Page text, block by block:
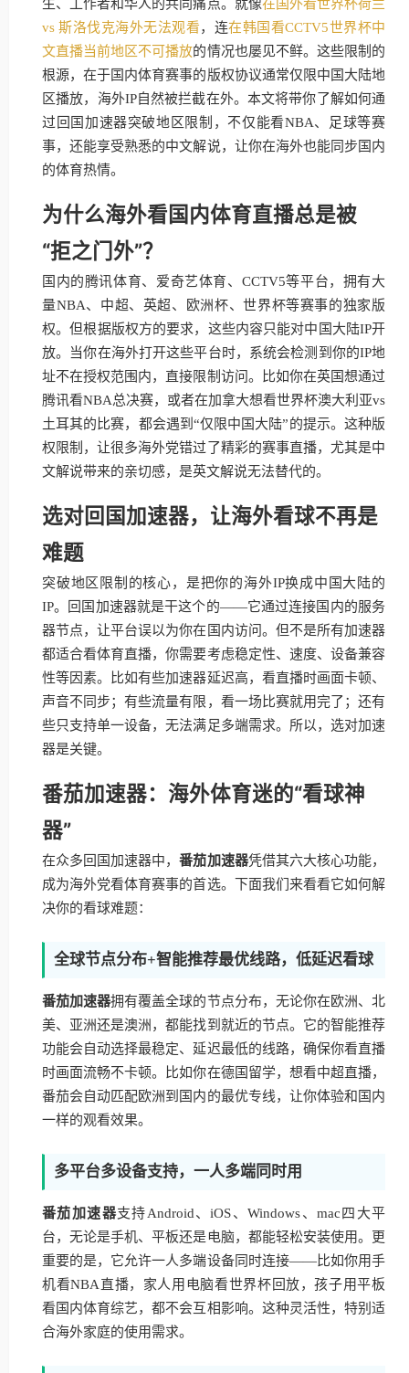
生、工作者和华人的共同痛点。就像在国外看世界杯荷兰
vs 斯洛伐克海外无法观看，连在韩国看CCTV5世界杯中
文直播当前地区不可播放的情况也屡见不鲜。这些限制的
根源，在于国内体育赛事的版权协议通常仅限中国大陆地
区播放，海外IP自然被拦截在外。本文将带你了解如何通
过回国加速器突破地区限制，不仅能看NBA、足球等赛
事，还能享受熟悉的中文解说，让你在海外也能同步国内
的体育热情。
为什么海外看国内体育直播总是被
“拒之门外”？
国内的腾讯体育、爱奇艺体育、CCTV5等平台，拥有大
量NBA、中超、英超、欧洲杯、世界杯等赛事的独家版
权。但根据版权方的要求，这些内容只能对中国大陆IP开
放。当你在海外打开这些平台时，系统会检测到你的IP地
址不在授权范围内，直接限制访问。比如你在英国想通过
腾讯看NBA总决赛，或者在加拿大想看世界杯澳大利亚vs
土耳其的比赛，都会遇到“仅限中国大陆”的提示。这种版
权限制，让很多海外党错过了精彩的赛事直播，尤其是中
文解说带来的亲切感，是英文解说无法替代的。
选对回国加速器，让海外看球不再是
难题
突破地区限制的核心，是把你的海外IP换成中国大陆的
IP。回国加速器就是干这个的——它通过连接国内的服务
器节点，让平台误以为你在国内访问。但不是所有加速器
都适合看体育直播，你需要考虑稳定性、速度、设备兼容
性等因素。比如有些加速器延迟高，看直播时画面卡顿、
声音不同步；有些流量有限，看一场比赛就用完了；还有
些只支持单一设备，无法满足多端需求。所以，选对加速
器是关键。
番茄加速器：海外体育迷的“看球神
器”
在众多回国加速器中，番茄加速器凭借其六大核心功能，
成为海外党看体育赛事的首选。下面我们来看看它如何解
决你的看球难题：
全球节点分布+智能推荐最优线路，低延迟看球
番茄加速器拥有覆盖全球的节点分布，无论你在欧洲、北
美、亚洲还是澳洲，都能找到就近的节点。它的智能推荐
功能会自动选择最稳定、延迟最低的线路，确保你看直播
时画面流畅不卡顿。比如你在德国留学，想看中超直播，
番茄会自动匹配欧洲到国内的最优专线，让你体验和国内
一样的观看效果。
多平台多设备支持，一人多端同时用
番茄加速器支持Android、iOS、Windows、mac四大平
台，无论是手机、平板还是电脑，都能轻松安装使用。更
重要的是，它允许一人多端设备同时连接——比如你用手
机看NBA直播，家人用电脑看世界杯回放，孩子用平板
看国内体育综艺，都不会互相影响。这种灵活性，特别适
合海外家庭的使用需求。